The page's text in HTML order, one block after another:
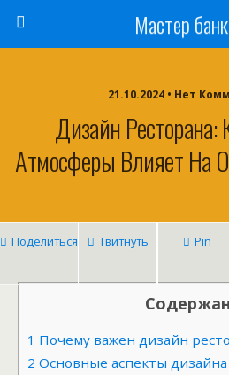
Мастер
21.10.2024 • Нет
Дизайн Ресторана:
Атмосферы Влияет На
Поделиться Твитнуть Pin
1 Почему важен дизайн
2 Основные аспекты дизайна